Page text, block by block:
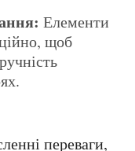
Елементи
щоб